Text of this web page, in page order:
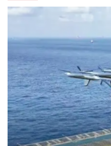
3
2026光合组织
开
4
综合资讯
螺旋桨与呐喊交
AOPA无人机足